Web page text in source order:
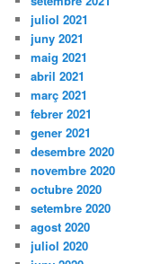
juliol 2021
juny 2021
maig 2021
abril 2021
març 2021
febrer 2021
gener 2021
desembre 2020
novembre 2020
octubre 2020
setembre 2020
agost 2020
juliol 2020